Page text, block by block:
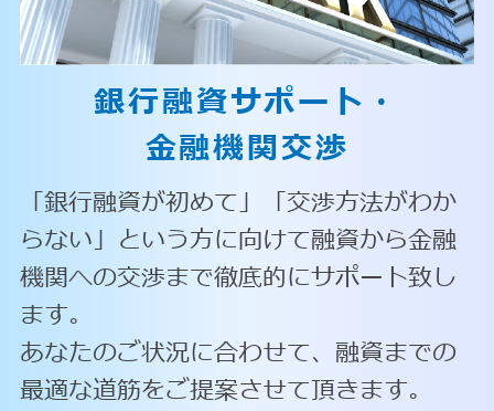
銀行融資サポート・
金融機関交渉
「銀行融資が初めて」「交渉方法がわか
らない」という方に向けて融資から金融
機関への交渉まで徹底的にサポート致し
ます。
あなたのご状況に合わせて、融資までの
最適な道筋をご提案させて頂きます。